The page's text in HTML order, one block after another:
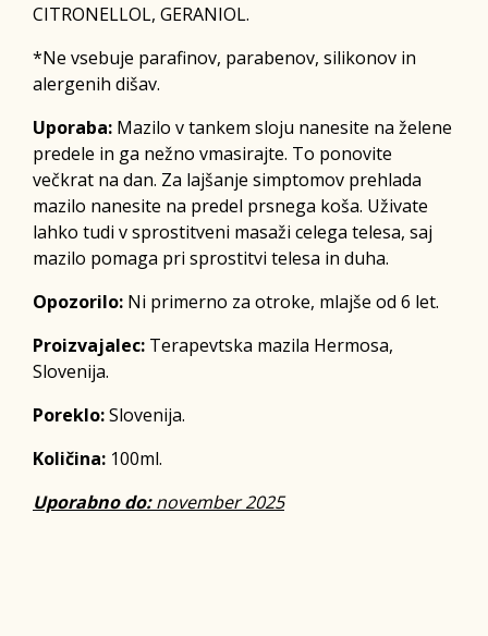
CITRONELLOL, GERANIOL.
*Ne vsebuje parafinov, parabenov, silikonov in
alergenih dišav.
Uporaba: Mazilo v tankem sloju nanesite na želene
predele in ga nežno vmasirajte. To ponovite
večkrat na dan. Za lajšanje simptomov prehlada
mazilo nanesite na predel prsnega koša. Uživate
lahko tudi v sprostitveni masaži celega telesa, saj
mazilo pomaga pri sprostitvi telesa in duha.
Opozorilo: Ni primerno za otroke, mlajše od 6 let.
Proizvajalec: Terapevtska mazila Hermosa,
Slovenija.
Poreklo:Slovenija.
Količina: 100ml.
Uporabno do:november 2025